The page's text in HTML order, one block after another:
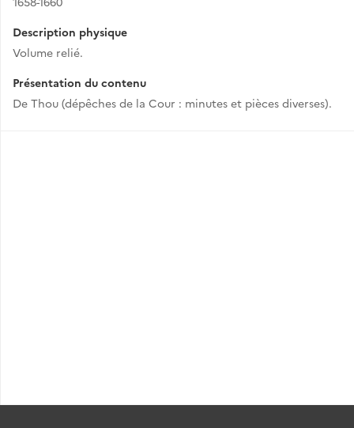
Description physique
Volume relié.
Présentation du contenu
De Thou (dépêches de la Cour : minutes et pièces diverses).